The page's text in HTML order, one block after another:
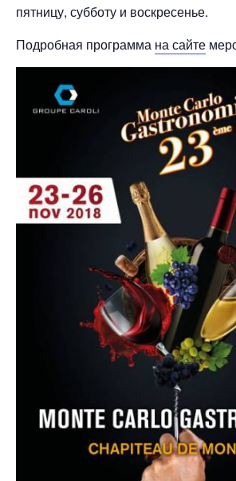
пятницу, субботу и воскресенье.
Подробная программа на сайте